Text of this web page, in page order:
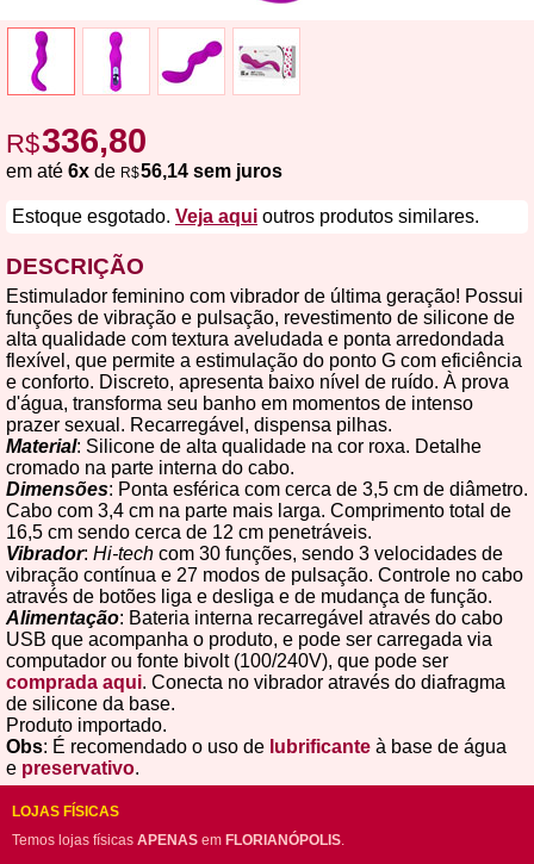
R$336,80
em até 6x de R$56,14 sem juros
Estoque esgotado. Veja aqui outros produtos similares.
DESCRIÇÃO
Estimulador feminino com vibrador de última geração! Possui
funções de vibração e pulsação, revestimento de silicone de
alta qualidade com textura aveludada e ponta arredondada
flexível, que permite a estimulação do ponto G com eficiência
e conforto. Discreto, apresenta baixo nível de ruído. À prova
d'água, transforma seu banho em momentos de intenso
prazer sexual. Recarregável, dispensa pilhas.
Material: Silicone de alta qualidade na cor roxa. Detalhe
cromado na parte interna do cabo.
Dimensões: Ponta esférica com cerca de 3,5 cm de diâmetro.
Cabo com 3,4 cm na parte mais larga. Comprimento total de
16,5 cm sendo cerca de 12 cm penetráveis.
Vibrador: Hi-tech com 30 funções, sendo 3 velocidades de
vibração contínua e 27 modos de pulsação. Controle no cabo
através de botões liga e desliga e de mudança de função.
Alimentação: Bateria interna recarregável através do cabo
USB que acompanha o produto, e pode ser carregada via
computador ou fonte bivolt (100/240V), que pode ser
comprada aqui. Conecta no vibrador através do diafragma
de silicone da base.
Produto importado.
Obs: É recomendado o uso de lubrificante à base de água
e preservativo.
LOJAS FÍSICAS
Temos lojas físicas APENAS em FLORIANÓPOLIS.